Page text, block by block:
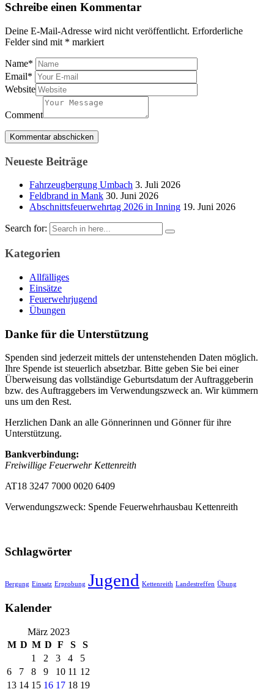
Schreibe einen Kommentar
Deine E-Mail-Adresse wird nicht veröffentlicht. Erforderliche
Felder sind mit * markiert
Name*
Email*
Website
Comment
Neueste Beiträge
Fahrzeugbergung Umbach 3. Juli 2026
Feldbrand in Mank 30. Juni 2026
Abschnittsfeuerwehrtag 2026 in Inning 19. Juni 2026
Search for:
Kategorien
Allfälliges
Einsätze
Feuerwehrjugend
Übungen
Danke für die Unterstützung
Spenden sind jederzeit mittels der untenstehenden Daten möglich.
Ihre Spende ist steuerlich absetzbar. Bitte geben Sie bei einer
Überweisung das vollständige Geburtsdatum der Auftraggeberin
bzw. des Auftraggebers im Verwendungszweck an. Wir kümmern
uns um den Rest.
Herzlichen Dank an alle Gönnerinnen und Gönner für ihre
Unterstützung.
Bankverbindung:
Freiwillige Feuerwehr Kettenreith
AT18 3247 7000 0020 6409
Verwendungszweck: Spende Feuerwehrhausbau Kettenreith
Schlagwörter
Bergung Einsatz Erprobung Jugend Kettenreith Landestreffen Übung
Kalender
März 2023
M D M D F S
S
1
2 3 4
5
6
7 8 9 10 11 12
13 14 15 16 17 18 19